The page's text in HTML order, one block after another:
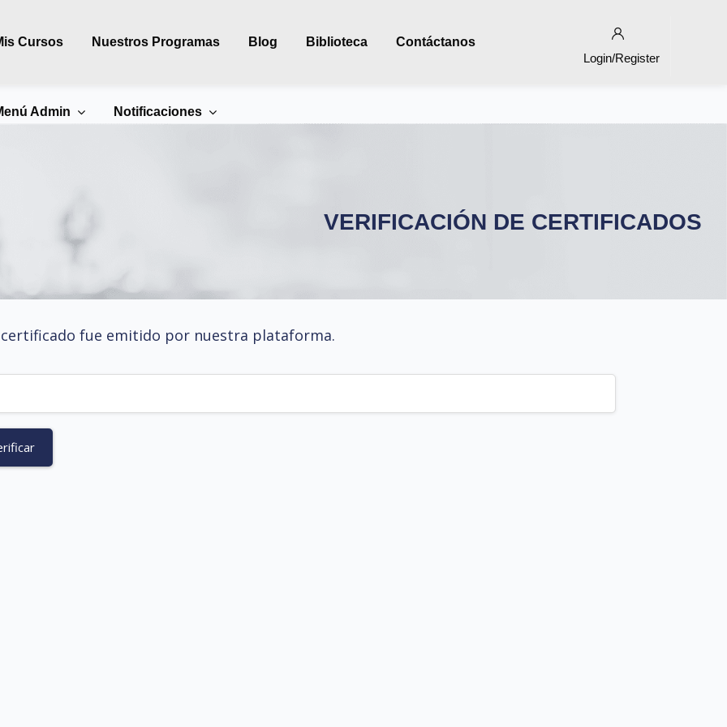
Cursos Nuestros Programas Blog Biblioteca Contáctanos
Admin Notificaciones
Login/Register
VERIFICACIÓN DE CERTIFICADOS
fue emitido por nuestra plataforma.